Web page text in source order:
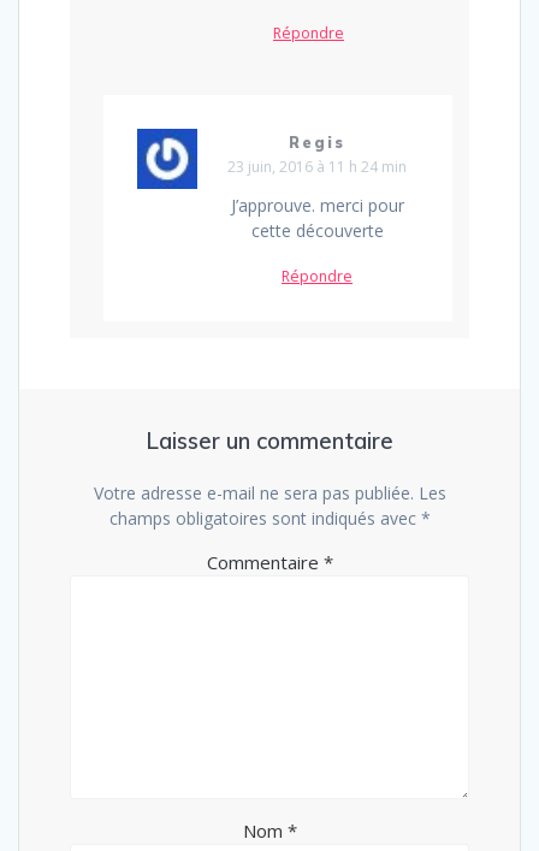
Répondre
Regis
23 juin, 2016 à 11 h 24 min
J’approuve. merci pour
cette découverte
Répondre
Laisser un commentaire
Votre adresse e-mail ne sera pas publiée. Les
champs obligatoires sont indiqués avec *
Commentaire *
Nom *